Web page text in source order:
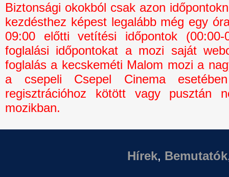
Biztonsági okokból csak azon
kezdésthez képest legalább még egy
09:00 előtti vetítési időpontok
foglalási időpontokat a mozi saját
foglalás a kecskeméti Malom mozi a
a csepeli Csepel Cinema
regisztrációhoz kötött vagy pusztán
mozikban.
Hírek, Bemutatók